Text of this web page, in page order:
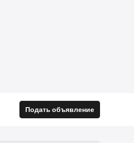
Подать объявление